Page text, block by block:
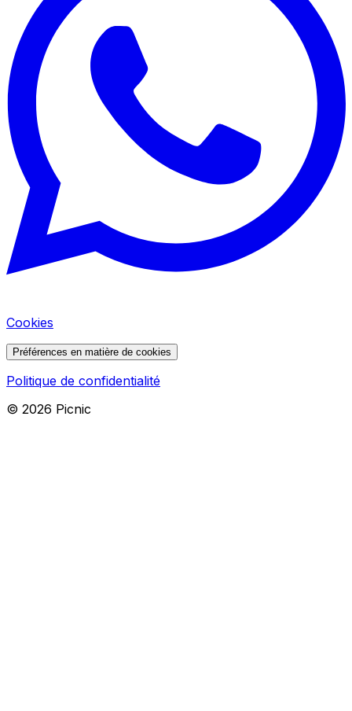
Cookies
Préférences en matière de cookies
Politique de confidentialité
© 2026 Picnic